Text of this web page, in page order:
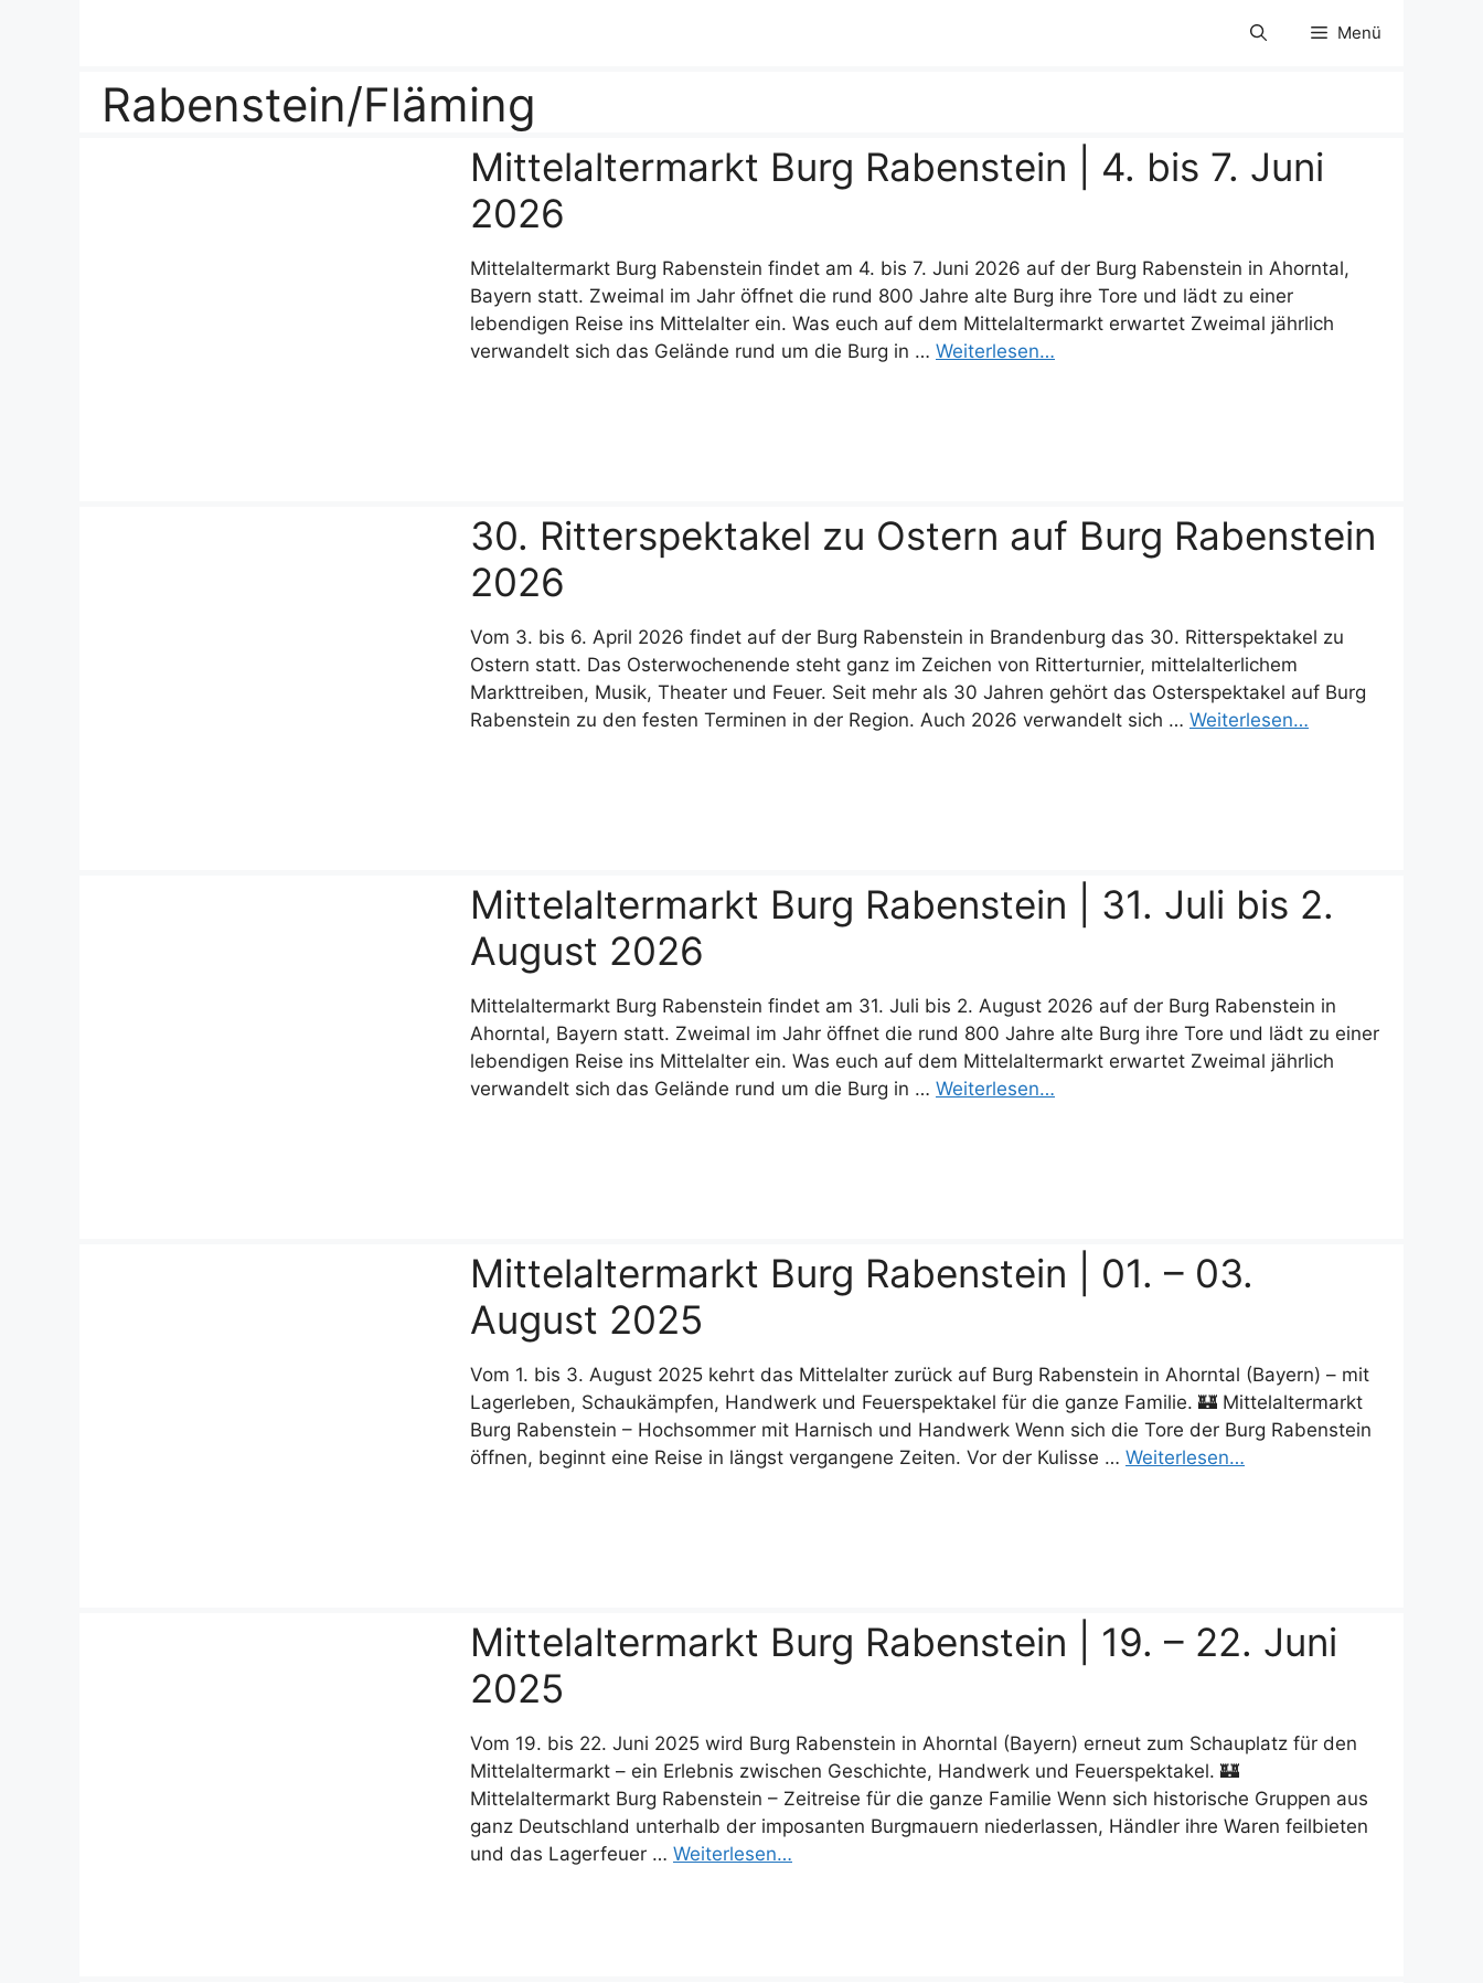
Menü
Rabenstein/Fläming
Mittelaltermarkt Burg Rabenstein | 4. bis 7. Juni
2026
Mittelaltermarkt Burg Rabenstein findet am 4. bis 7. Juni 2026 auf der Burg Rabenstein in Ahorntal,
Bayern statt. Zweimal im Jahr öffnet die rund 800 Jahre alte Burg ihre Tore und lädt zu einer
lebendigen Reise ins Mittelalter ein. Was euch auf dem Mittelaltermarkt erwartet Zweimal jährlich
verwandelt sich das Gelände rund um die Burg in … Weiterlesen…
30. Ritterspektakel zu Ostern auf Burg Rabenstein
2026
Vom 3. bis 6. April 2026 findet auf der Burg Rabenstein in Brandenburg das 30. Ritterspektakel zu
Ostern statt. Das Osterwochenende steht ganz im Zeichen von Ritterturnier, mittelalterlichem
Markttreiben, Musik, Theater und Feuer. Seit mehr als 30 Jahren gehört das Osterspektakel auf Burg
Rabenstein zu den festen Terminen in der Region. Auch 2026 verwandelt sich … Weiterlesen…
Mittelaltermarkt Burg Rabenstein | 31. Juli bis 2.
August 2026
Mittelaltermarkt Burg Rabenstein findet am 31. Juli bis 2. August 2026 auf der Burg Rabenstein in
Ahorntal, Bayern statt. Zweimal im Jahr öffnet die rund 800 Jahre alte Burg ihre Tore und lädt zu einer
lebendigen Reise ins Mittelalter ein. Was euch auf dem Mittelaltermarkt erwartet Zweimal jährlich
verwandelt sich das Gelände rund um die Burg in … Weiterlesen…
Mittelaltermarkt Burg Rabenstein | 01. – 03.
August 2025
Vom 1. bis 3. August 2025 kehrt das Mittelalter zurück auf Burg Rabenstein in Ahorntal (Bayern) – mit
Lagerleben, Schaukämpfen, Handwerk und Feuerspektakel für die ganze Familie. 🏰 Mittelaltermarkt
Burg Rabenstein – Hochsommer mit Harnisch und Handwerk Wenn sich die Tore der Burg Rabenstein
öffnen, beginnt eine Reise in längst vergangene Zeiten. Vor der Kulisse … Weiterlesen…
Mittelaltermarkt Burg Rabenstein | 19. – 22. Juni
2025
Vom 19. bis 22. Juni 2025 wird Burg Rabenstein in Ahorntal (Bayern) erneut zum Schauplatz für den
Mittelaltermarkt – ein Erlebnis zwischen Geschichte, Handwerk und Feuerspektakel. 🏰
Mittelaltermarkt Burg Rabenstein – Zeitreise für die ganze Familie Wenn sich historische Gruppen aus
ganz Deutschland unterhalb der imposanten Burgmauern niederlassen, Händler ihre Waren feilbieten
und das Lagerfeuer … Weiterlesen…